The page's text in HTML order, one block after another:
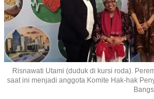
Risnawati Utami (duduk di kursi roda).
saat ini menjadi anggota Komite Hak-hak